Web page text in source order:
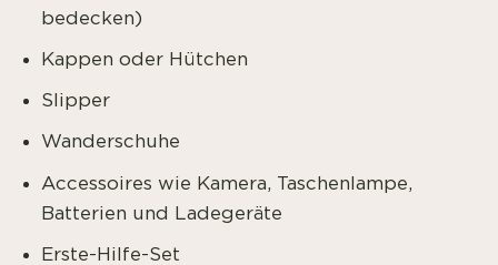
bedecken)
Kappen oder Hütchen
Slipper
Wanderschuhe
Accessoires wie Kamera, Taschenlampe,
Batterien und Ladegeräte
Erste-Hilfe-Set